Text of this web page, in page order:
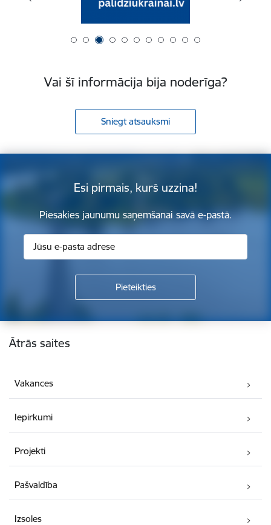
Vai šī informācija bija noderīga?
Sniegt atsauksmi
Esi pirmais, kurš uzzina!
Piesakies jaunumu saņemšanai savā e-pastā.
Kājene
Ātrās saites
Vakances
Iepirkumi
Projekti
Pašvaldība
Izsoles